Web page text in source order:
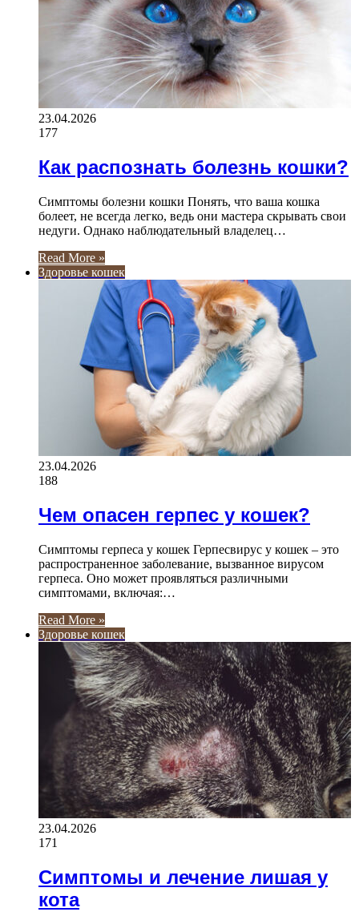
23.04.2026
177
Как распознать болезнь кошки?
Симптомы болезни кошки Понять, что ваша кошка
болеет, не всегда легко, ведь они мастера скрывать свои
недуги. Однако наблюдательный владелец…
Read More »
Здоровье кошек
23.04.2026
188
Чем опасен герпес у кошек?
Симптомы герпеса у кошек Герпесвирус у кошек – это
распространенное заболевание, вызванное вирусом
герпеса. Оно может проявляться различными
симптомами, включая:…
Read More »
Здоровье кошек
23.04.2026
171
Симптомы и лечение лишая у
кота